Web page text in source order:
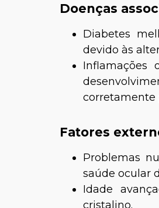
Doenças
Diabetes
devido às
Inflamações
corretamente
Fatores
Problemas
saúde ocular
Idade
cristalino.